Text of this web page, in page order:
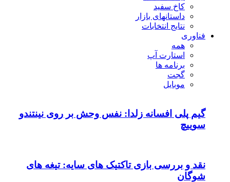
کاخ سفید
داستانهای بازار
نتایج انتخابات
فناوری
همه
استارت آپ
برنامه ها
گجت
موبایل
گیم پلی افسانه زلدا: نفس وحش بر روی نینتندو
سوییچ
نقد و بررسی بازی تاکتیک های سایه: تیغه های
شوگان